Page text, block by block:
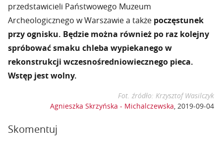
przedstawicieli Państwowego Muzeum
Archeologicznego w Warszawie a także poczęstunek
przy ognisku. Będzie można również po raz kolejny
spróbować smaku chleba wypiekanego w
rekonstrukcji wczesnośredniowiecznego pieca.
Wstęp jest wolny.
Fot. źródło: Krzysztof Wasilczyk
Agnieszka Skrzyńska - Michalczewska, 2019-09-04
Skomentuj